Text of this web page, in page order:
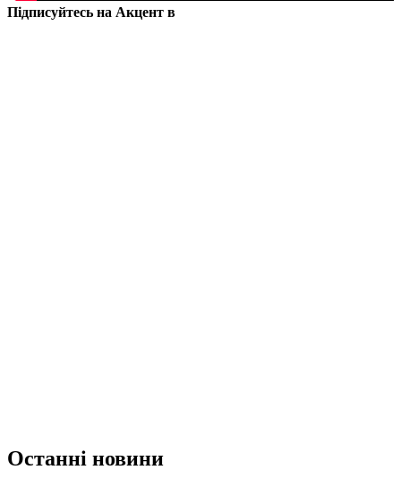
Підписуйтесь на Акцент в
Останні новини